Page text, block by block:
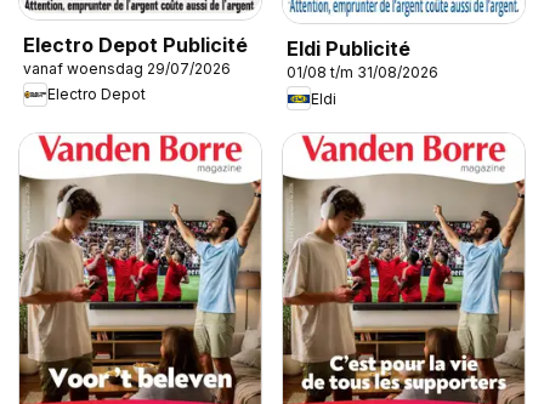
Electro Depot Publicité
vanaf woensdag 29/07/2026
Electro Depot
Eldi Publicité
01/08 t/m 31/08/2026
Eldi